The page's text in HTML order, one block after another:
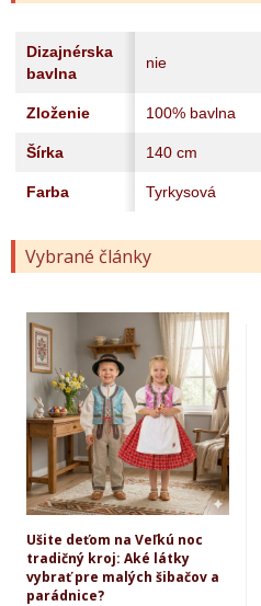
Dizajnérska
bavlna
nie
Zloženie 100% bavlna
Šírka 140 cm
Farba Tyrkysová
Vybrané články
Ušite deťom na Veľkú noc
tradičný kroj: Aké látky
vybrať pre malých šibačov a
parádnice?